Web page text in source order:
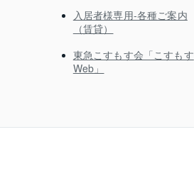
入居者様専用-各種ご案内
（賃貸）
東急こすもす会「こすもす
Web」